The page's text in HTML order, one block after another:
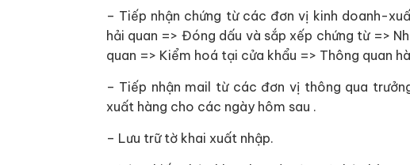
– Tiếp nhận chứng từ các đơn vị kinh doanh-
hải quan => Đóng dấu và sắp xếp chứng từ =>
quan => Kiểm hoá tại cửa khẩu => Thông quan
– Tiếp nhận mail từ các đơn vị thông qua
xuất hàng cho các ngày hôm sau .
– Lưu trữ tờ khai xuất nhập.